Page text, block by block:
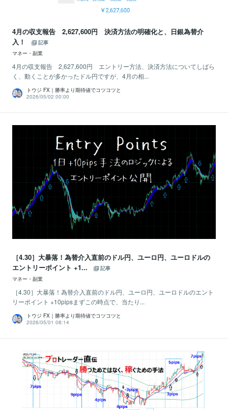
4月の収支報告 2,627,600円 決済方法の明確化と、日銀為替介
入！
記事
マネー・副業
4月の収支報告 2,627,600円 エントリー方法、決済方法についてしばら
く、動くことが多かったドル円ですが、4月の相...
トウジ FX｜勝率より期待値でコツコツと
2026/05/02 00:00
［4.30］大暴落！為替介入直前のドル円、ユーロ円、ユーロドルの
エントリーポイント +1...
記事
マネー・副業
［4.30］大暴落！為替介入直前のドル円、ユーロ円、ユーロドルのエント
リーポイント +10pipsまずこの時点で、当たり...
トウジ FX｜勝率より期待値でコツコツと
2026/05/01 08:14